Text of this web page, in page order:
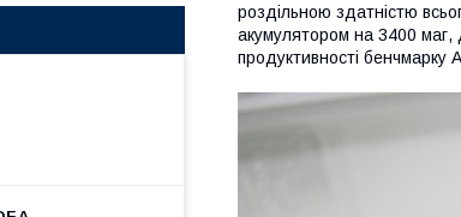
роздільною здатністю
акумулятором на 3400 маг,
продуктивності бенчмарку